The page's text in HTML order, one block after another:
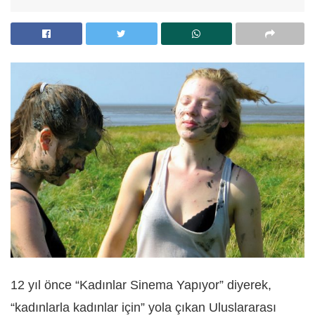
12 yıl önce “Kadınlar Sinema Yapıyor” diyerek,
“kadınlarla kadınlar için” yola çıkan Uluslararası